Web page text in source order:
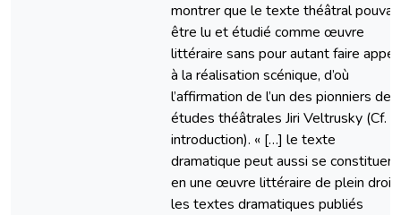
montrer que le texte théâtral pouvait
être lu et étudié comme œuvre
littéraire sans pour autant faire appel
à la réalisation scénique, d’où
l’affirmation de l’un des pionniers des
études théâtrales Jiri Veltrusky (Cf.
introduction). « […] le texte
dramatique peut aussi se constituer
en une œuvre littéraire de plein droit
les textes dramatiques publiés